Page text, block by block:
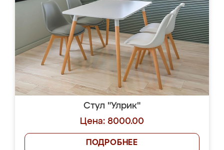
Стул "Улрик"
Цена: 8000.00
ПОДРОБНЕЕ